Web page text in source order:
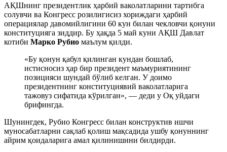
АҚШнинг президентлик ҳарбий ваколатларини тартибга
солувчи ва Конгресс розилигисиз хориждаги ҳарбий
операциялар давомийлигини 60 кун билан чекловчи қонуни
конституцияга зиддир. Бу ҳақда 5 май куни АҚШ Давлат
котиби Марко Рубио маълум қилди.
«Бу қонун қабул қилинган кундан бошлаб,
истисносиз ҳар бир президент маъмуриятининг
позицияси шундай бўлиб келган. У доимо
президентнинг конституциявий ваколатларига
тажовуз сифатида кўрилган», — деди у Оқ уйдаги
брифингда.
Шунингдек, Рубио Конгресс билан конструктив ишчи
муносабатларни сақлаб қолиш мақсадида ушбу қонуннинг
айрим қоидаларига амал қилинишини билдирди.